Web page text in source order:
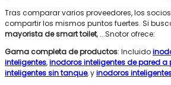
Tras comparar varios proveedores, los
compartir los mismos puntos fuertes. Si
mayorista de smart toilet, ...Snotor ofrece:
Gama completa de productos: Incluido
inteligentes,inodoros inteligentes de pared a
inteligentes sin tanque, yinodoros